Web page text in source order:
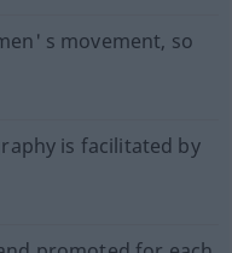
s movement, so
is facilitated by